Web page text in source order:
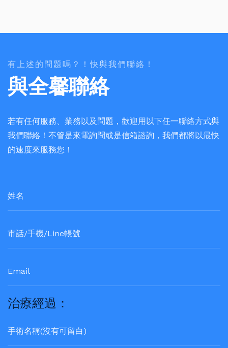
有上述的問題嗎？！快與我們聯絡！
與全馨聯絡
若有任何服務、業務以及問題，歡迎用以下任一聯絡方式與
我們聯絡！不管是來電詢問或是信箱諮詢，我們都將以最快
的速度來服務您！
治療經過：